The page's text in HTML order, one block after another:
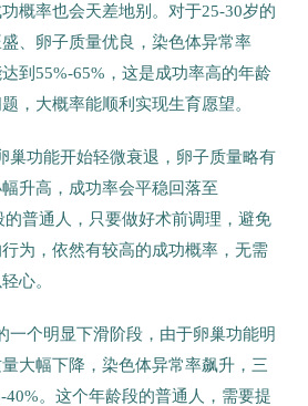
概率也会天差地别。对于25-30岁的
、卵子质量优良，染色体异常率
到55%-65%，这是成功率高的年龄
，大概率能顺利实现生育愿望。
巢功能开始轻微衰退，卵子质量略有
升高，成功率会平稳回落至
的普通人，只要做好术前调理，避免
为，依然有较高的成功概率，无需
心。
一个明显下滑阶段，由于卵巢功能明
大幅下降，染色体异常率飙升，三
40%。这个年龄段的普通人，需要提